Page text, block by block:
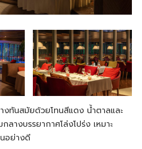
งทันสมัยด้วยโทนสีแดง น้ำตาลและ
ลางบรรยากาศโล่งโปร่ง เหมาะ
อย่างดี